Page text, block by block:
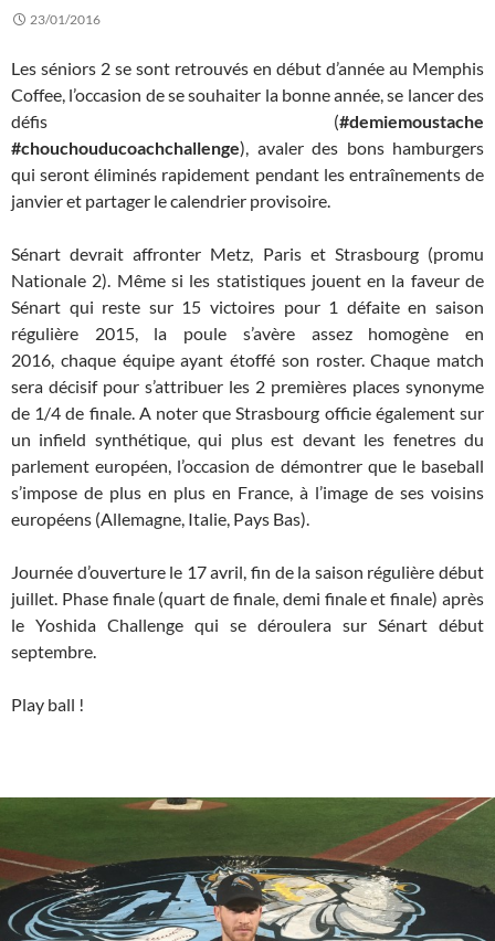
23/01/2016
Les séniors 2 se sont retrouvés en début d’année au Memphis
Coffee, l’occasion de se souhaiter la bonne année, se lancer des
défis (#demiemoustache
#chouchouducoachchallenge), avaler des bons hamburgers
qui seront éliminés rapidement pendant les entraînements de
janvier et partager le calendrier provisoire.
Sénart devrait affronter Metz, Paris et Strasbourg (promu
Nationale 2). Même si les statistiques jouent en la faveur de
Sénart qui reste sur 15 victoires pour 1 défaite en saison
régulière 2015, la poule s’avère assez homogène en
2016, chaque équipe ayant étoffé son roster. Chaque match
sera décisif pour s’attribuer les 2 premières places synonyme
de 1/4 de finale. A noter que Strasbourg officie également sur
un infield synthétique, qui plus est devant les fenetres du
parlement européen, l’occasion de démontrer que le baseball
s’impose de plus en plus en France, à l’image de ses voisins
européens (Allemagne, Italie, Pays Bas).
Journée d’ouverture le 17 avril, fin de la saison régulière début
juillet. Phase finale (quart de finale, demi finale et finale) après
le Yoshida Challenge qui se déroulera sur Sénart début
septembre.
Play ball !